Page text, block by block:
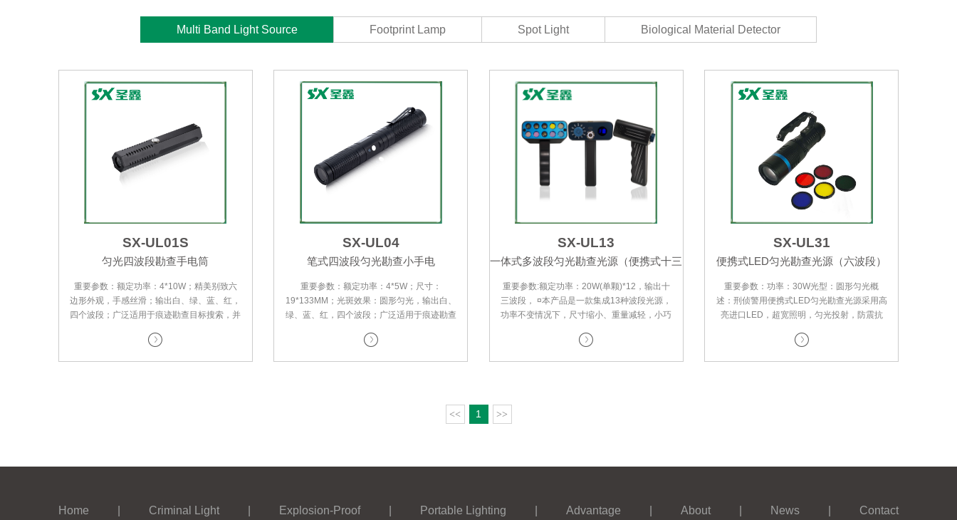
Multi Band Light Source Footprint Lamp Spot Light Biological Material Detector
SX-UL01S
匀光四波段勘查手电筒
重要参数：额定功率：4*10W；精美别致六
边形外观，手感丝滑；输出白、绿、蓝、红，
四个波段；广泛适用于痕迹勘查目标搜索，并
SX-UL04
笔式四波段匀光勘查小手电
重要参数：额定功率：4*5W；尺寸：
19*133MM；光斑效果：圆形匀光，输出白、
绿、蓝、红，四个波段；广泛适用于痕迹勘查
SX-UL13
一体式多波段匀光勘查光源（便携式十三
波段光源）
重要参数:额定功率：20W(单颗)*12，输出十
三波段， ¤本产品是一款集成13种波段光源，
功率不变情况下，尺寸缩小、重量减轻，小巧
SX-UL31
便携式LED匀光勘查光源（六波段）
重要参数：功率：30W光型：圆形匀光概
述：刑侦警用便携式LED匀光勘查光源采用高
亮进口LED，超宽照明，匀光投射，防震抗
<< 1 >>
Home Criminal Light Explosion-Proof Portable Lighting Advantage About News Contact